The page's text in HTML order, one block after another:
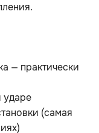
— практически
ударе
(самая